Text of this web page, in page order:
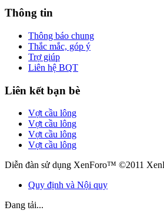
Thông tin
Thông báo chung
Thắc mắc, góp ý
Trợ giúp
Liên hệ BQT
Liên kết bạn bè
Vợt cầu lông
Vợt cầu lông
Vợt cầu lông
Vợt cầu lông
Diễn đàn sử dụng XenForo™ ©2011
Quy định và Nội quy
Đang tải...